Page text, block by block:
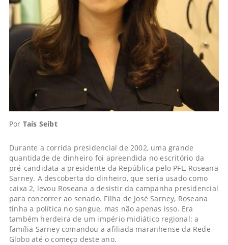
Por Taís Seibt
Durante a corrida presidencial de 2002, uma grande
quantidade de dinheiro foi apreendida no escritório da
pré-candidata a presidente da República pelo PFL, Roseana
Sarney. A descoberta do dinheiro, que seria usado como
caixa 2, levou Roseana a desistir da campanha presidencial
para concorrer ao senado. Filha de José Sarney, Roseana
tinha a política no sangue, mas não apenas isso. Era
também herdeira de um império midiático regional: a
família Sarney comandou a afiliada maranhense da Rede
Globo até o começo deste ano.